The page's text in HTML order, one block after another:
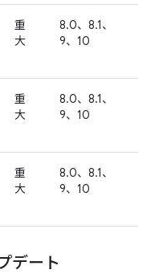
重
大
8.0、8.1、
9、10
重
大
8.0、8.1、
9、10
重
大
8.0、8.1、
9、10
デート